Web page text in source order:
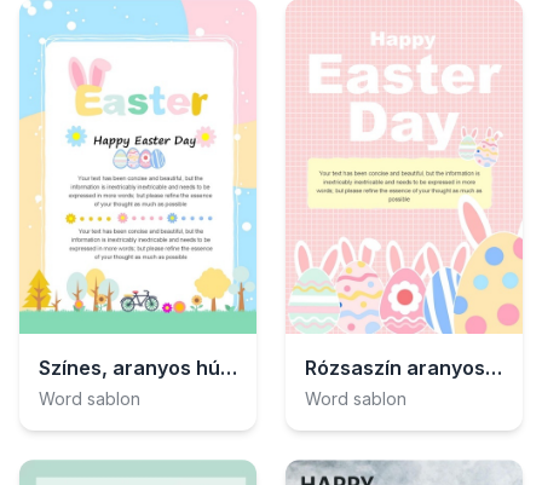
Színes, aranyos húsvéti plakát
Word sablon
Rózsaszín aranyos húsvéti plakát
Word sablon